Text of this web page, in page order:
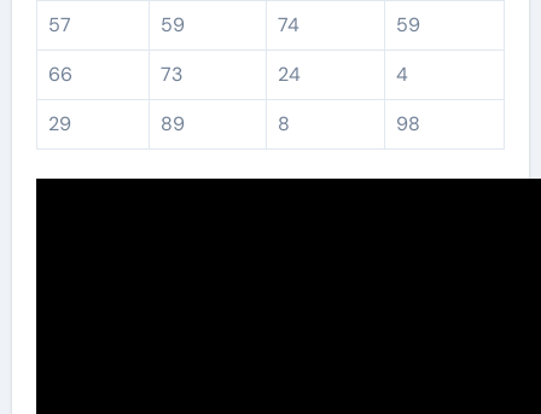
57
59 74
59
66
73 24
4
29
89 8 98